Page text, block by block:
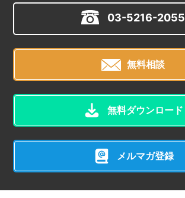
03-5216-2055
無料相談
無料ダウンロード
メルマガ登録